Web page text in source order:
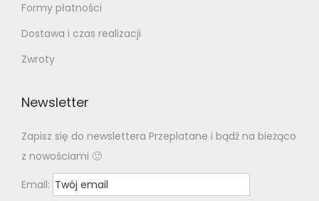
Formy płatności
Dostawa i czas realizacji
Zwroty
Newsletter
Zapisz się do newslettera Przeplatane i bądź na bieżąco
z nowościami 🙂
Email: